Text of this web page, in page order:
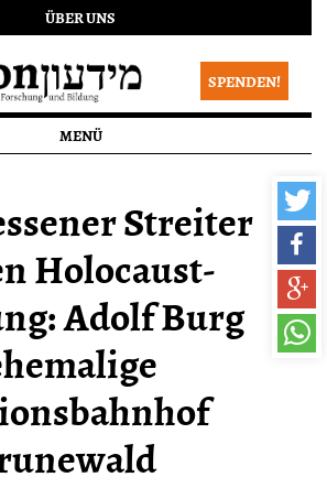
ÜBER UNS
SPENDEN!
MENÜ
Streiter
Holocaust-
Adolf Burg